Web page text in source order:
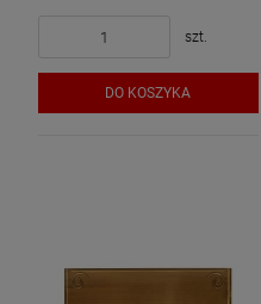
szt.
DO KOSZYKA